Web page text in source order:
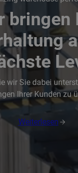
bringen
wir Sie dabei
Ihrer Kunden zu
Weiterlesen